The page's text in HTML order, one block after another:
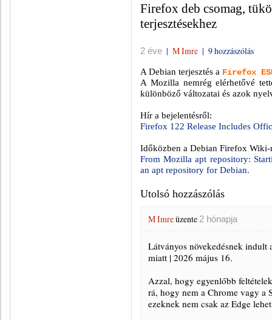
Firefox deb csomag,
terjesztésekhez
2 éve | M Imre | 9 hozzászólás
A Debian terjesztés a Firefox
A Mozilla nemrég elérhetővé
különböző változatai és azok
Hír a bejelentésről:
Firefox 122 Release Includes
Időközben a Debian Firefox
From Mozilla apt repository:
an apt repository for Debian.
Utolsó hozzászólás
M Imreüzente 2 hónapja
Látványos növekedésnek indult
miatt | 2026 május 16.
Azzal, hogy egyenlőbb
rá, hogy nem a Chrome vagy a
ezeknek nem csak az Edge